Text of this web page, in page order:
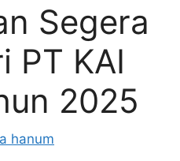
Segera
PT KAI
2025
hanum